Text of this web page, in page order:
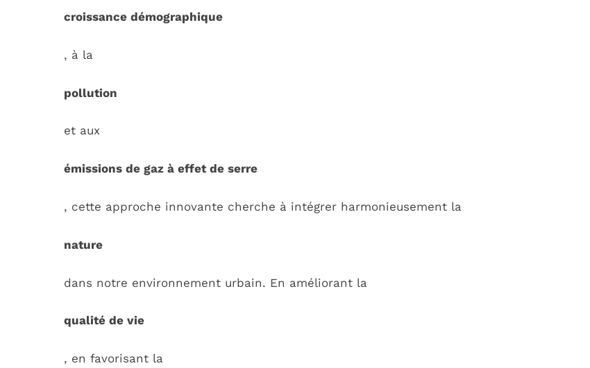
croissance démographique
, à la
pollution
et aux
émissions de gaz à effet de serre
, cette approche innovante cherche à intégrer harmonieusement la
nature
dans notre environnement urbain. En améliorant la
qualité de vie
, en favorisant la